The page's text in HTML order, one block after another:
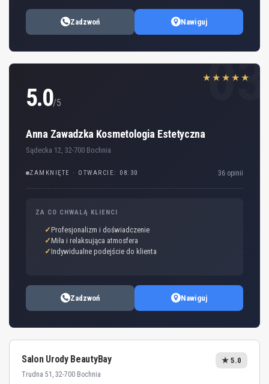
Zadzwoń Nawiguj
03
★★★★★
5.0/5
Anna Zawadzka Kosmetologia Estetyczna
Sądecka 12, 32-700 Bochnia
ZAMKNIĘTE · OTWARCIE: 08:30 36 opinii
ZA CO CHWALĄ KLIENCI
Profesjonalizm i doświadczenie
Miła i relaksująca atmosfera
Indywidualne podejście do klienta
Zadzwoń Nawiguj
Salon Urody BeautyBay
Trudna 51, 32-700 Bochnia
★ 5.0